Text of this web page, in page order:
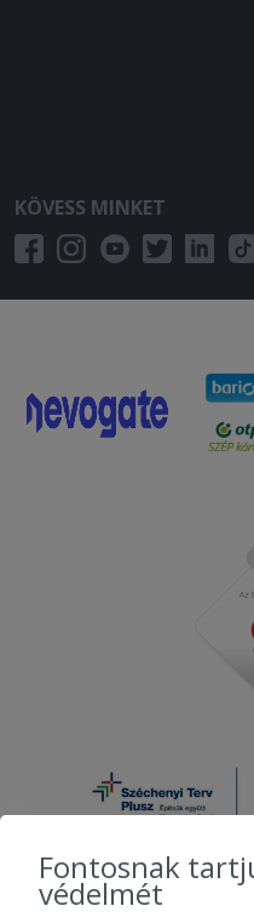
KÖVESS MINKET
Fontosnak
védelmét